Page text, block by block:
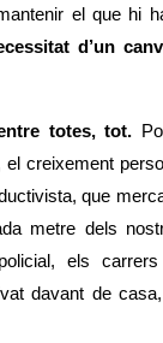
el que hi
d’un
totes, tot.
el creixement
que
metre dels
els
davant de